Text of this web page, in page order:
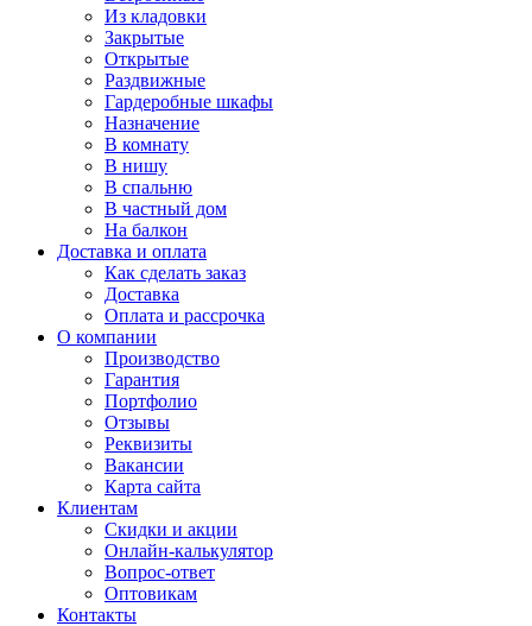
Из кладовки
Закрытые
Открытые
Раздвижные
Гардеробные шкафы
Назначение
В комнату
В нишу
В спальню
В частный дом
На балкон
Доставка и оплата
Как сделать заказ
Доставка
Оплата и рассрочка
О компании
Производство
Гарантия
Портфолио
Отзывы
Реквизиты
Вакансии
Карта сайта
Клиентам
Скидки и акции
Онлайн-калькулятор
Вопрос-ответ
Оптовикам
Контакты